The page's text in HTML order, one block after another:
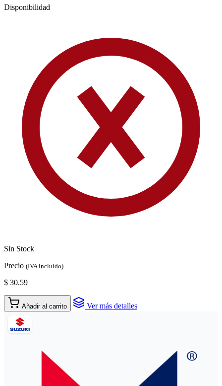
Disponibilidad
Sin Stock
Precio (IVA incluido)
$ 30.59
Añadir al carrito Ver más detalles